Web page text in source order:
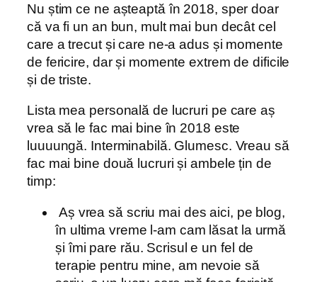
Nu știm ce ne așteaptă în 2018, sper doar
că va fi un an bun, mult mai bun decât cel
care a trecut și care ne-a adus și momente
de fericire, dar și momente extrem de dificile
și de triste.
Lista mea personală de lucruri pe care aș
vrea să le fac mai bine în 2018 este
luuuungă. Interminabilă. Glumesc. Vreau să
fac mai bine două lucruri și ambele țin de
timp:
Aș vrea să scriu mai des aici, pe blog,
în ultima vreme l-am cam lăsat la urmă
și îmi pare rău. Scrisul e un fel de
terapie pentru mine, am nevoie să